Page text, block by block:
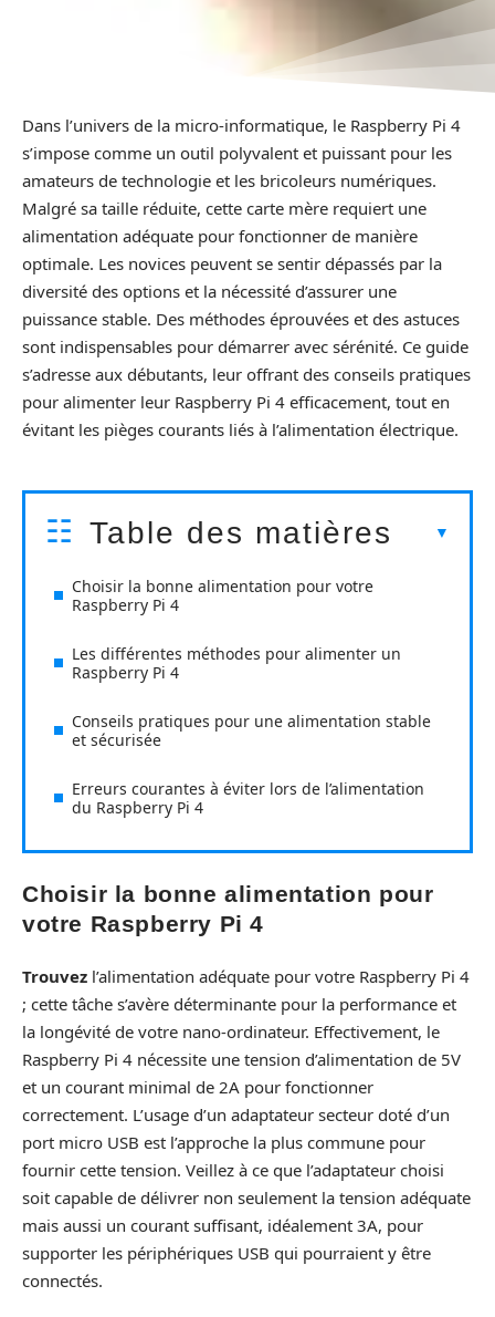
Dans l’univers de la micro-informatique, le Raspberry Pi 4
s’impose comme un outil polyvalent et puissant pour les
amateurs de technologie et les bricoleurs numériques.
Malgré sa taille réduite, cette carte mère requiert une
alimentation adéquate pour fonctionner de manière
optimale. Les novices peuvent se sentir dépassés par la
diversité des options et la nécessité d’assurer une
puissance stable. Des méthodes éprouvées et des astuces
sont indispensables pour démarrer avec sérénité. Ce guide
s’adresse aux débutants, leur offrant des conseils pratiques
pour alimenter leur Raspberry Pi 4 efficacement, tout en
évitant les pièges courants liés à l’alimentation électrique.
Table des matières
Choisir la bonne alimentation pour votre
Raspberry Pi 4
Les différentes méthodes pour alimenter un
Raspberry Pi 4
Conseils pratiques pour une alimentation stable
et sécurisée
Erreurs courantes à éviter lors de l’alimentation
du Raspberry Pi 4
Choisir la bonne alimentation pour
votre Raspberry Pi 4
Trouvez l’alimentation adéquate pour votre Raspberry Pi 4
; cette tâche s’avère déterminante pour la performance et
la longévité de votre nano-ordinateur. Effectivement, le
Raspberry Pi 4 nécessite une tension d’alimentation de 5V
et un courant minimal de 2A pour fonctionner
correctement. L’usage d’un adaptateur secteur doté d’un
port micro USB est l’approche la plus commune pour
fournir cette tension. Veillez à ce que l’adaptateur choisi
soit capable de délivrer non seulement la tension adéquate
mais aussi un courant suffisant, idéalement 3A, pour
supporter les périphériques USB qui pourraient y être
connectés.